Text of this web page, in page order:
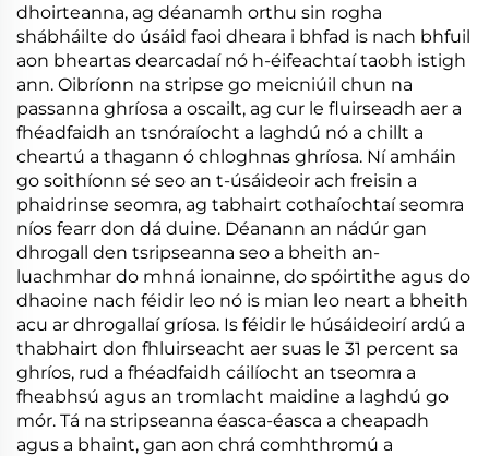
dhoirteanna, ag déanamh orthu sin rogha
shábháilte do úsáid faoi dheara i bhfad is nach bhfuil
aon bheartas dearcadaí nó h-éifeachtaí taobh istigh
ann. Oibríonn na stripse go meicniúil chun na
passanna ghríosa a oscailt, ag cur le fluirseadh aer a
fhéadfaidh an tsnóraíocht a laghdú nó a chillt a
cheartú a thagann ó chloghnas ghríosa. Ní amháin
go soithíonn sé seo an t-úsáideoir ach freisin a
phaidrinse seomra, ag tabhairt cothaíochtaí seomra
níos fearr don dá duine. Déanann an nádúr gan
dhrogall den tsripseanna seo a bheith an-
luachmhar do mhná ionainne, do spóirtithe agus do
dhaoine nach féidir leo nó is mian leo neart a bheith
acu ar dhrogallaí gríosa. Is féidir le húsáideoirí ardú a
thabhairt don fhluirseacht aer suas le 31 percent sa
ghríos, rud a fhéadfaidh cáilíocht an tseomra a
fheabhsú agus an tromlacht maidine a laghdú go
mór. Tá na stripseanna éasca-éasca a cheapadh
agus a bhaint, gan aon chrá comhthromú a